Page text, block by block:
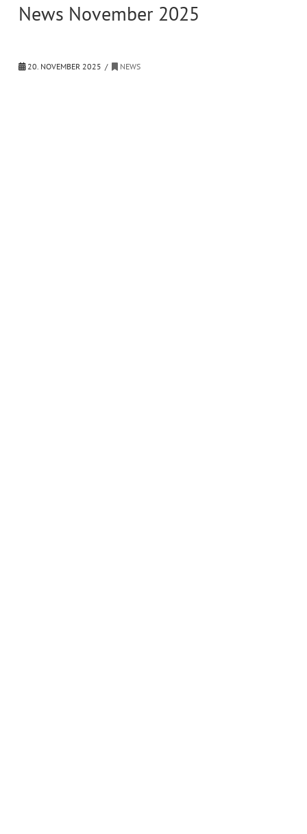
News November 2025
20. NOVEMBER 2025 NEWS